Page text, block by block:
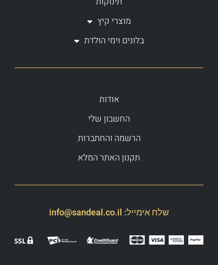
מוצרי קיץ
בלונים וימי הולדת
אודות
החשבון שלי
הרשמה והחתברות
תקנון האתר המלא
שלח אימייל: info@sandeal.co.il